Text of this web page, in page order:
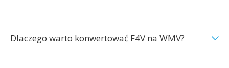
Dlaczego warto konwertować F4V na WMV?